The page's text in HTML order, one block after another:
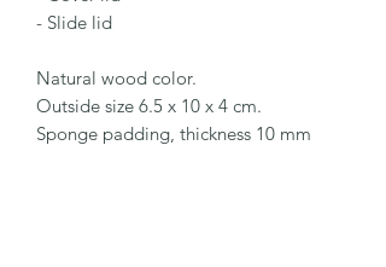
- Slide lid
Natural wood color.
Outside size 6.5 x 10 x 4 cm.
Sponge padding, thickness 10 mm